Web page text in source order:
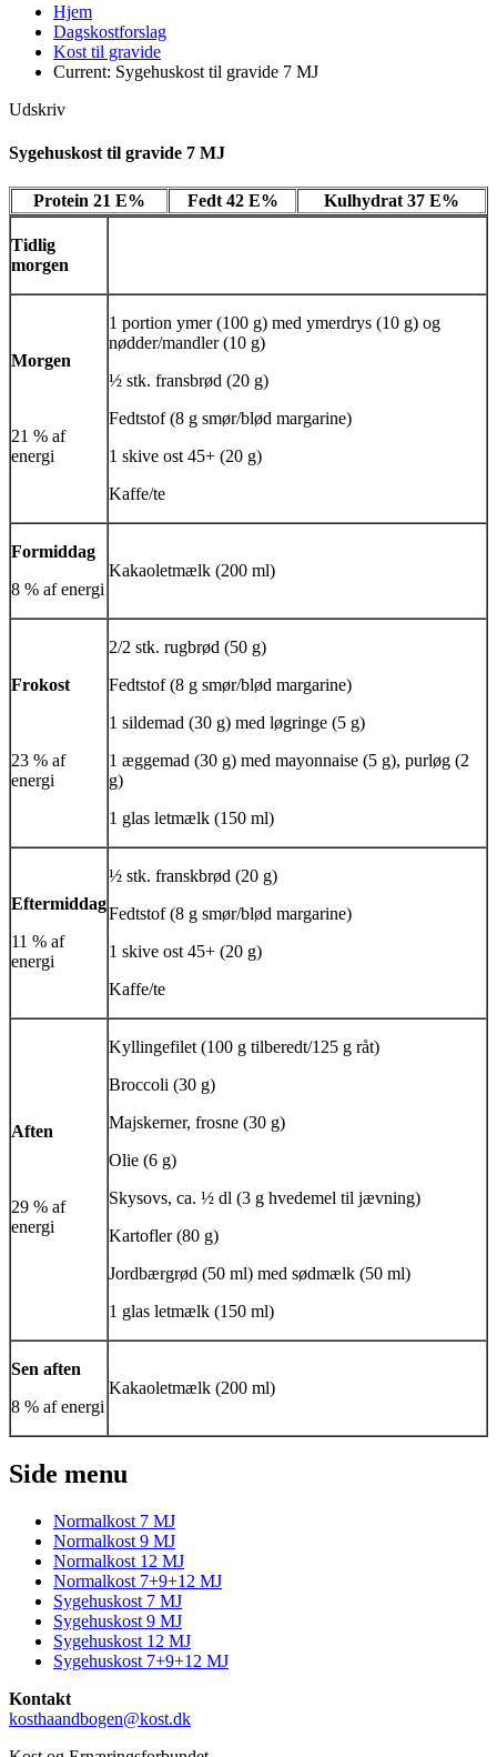
Hjem
Dagskostforslag
Kost til gravide
Current: Sygehuskost til gravide 7 MJ
Udskriv
Sygehuskost til gravide 7 MJ
Protein 21 E% Fedt 42 E% Kulhydrat 37 E%
Tidlig
morgen
Morgen
21 % af
energi
1 portion ymer (100 g) med ymerdrys (10 g) og
nødder/mandler (10 g)
½ stk. fransbrød (20 g)
Fedtstof (8 g smør/blød margarine)
1 skive ost 45+ (20 g)
Kaffe/te
Formiddag
8 % af energi
Kakaoletmælk (200 ml)
Frokost
23 % af
energi
2/2 stk. rugbrød (50 g)
Fedtstof (8 g smør/blød margarine)
1 sildemad (30 g) med løgringe (5 g)
1 æggemad (30 g) med mayonnaise (5 g), purløg (2
g)
1 glas letmælk (150 ml)
Eftermiddag
11 % af
energi
½ stk. franskbrød (20 g)
Fedtstof (8 g smør/blød margarine)
1 skive ost 45+ (20 g)
Kaffe/te
Aften
29 % af
energi
Kyllingefilet (100 g tilberedt/125 g råt)
Broccoli (30 g)
Majskerner, frosne (30 g)
Olie (6 g)
Skysovs, ca. ½ dl (3 g hvedemel til jævning)
Kartofler (80 g)
Jordbærgrød (50 ml) med sødmælk (50 ml)
1 glas letmælk (150 ml)
Sen aften
8 % af energi
Kakaoletmælk (200 ml)
Side menu
Normalkost 7 MJ
Normalkost 9 MJ
Normalkost 12 MJ
Normalkost 7+9+12 MJ
Sygehuskost 7 MJ
Sygehuskost 9 MJ
Sygehuskost 12 MJ
Sygehuskost 7+9+12 MJ
Kontakt
kosthaandbogen@kost.dk